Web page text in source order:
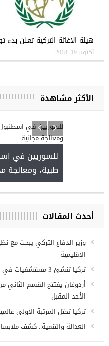
هيئة الاغاثة التركية تعلن بدء
أكتوبر 19, 2018
الأكثر مشاهدة
فرص عمل للسوريين في
وزير الدفاع التركي يبحث مع
الإقليمية
تركيا تنشئ 3 مستشفيات في مناطق درع الفرات بسوريا
أردوغان يفتتح القسم
الأحد المقبل
تركيا تحتل المرتبة الأولى
العدالة والتنمية.. كشف